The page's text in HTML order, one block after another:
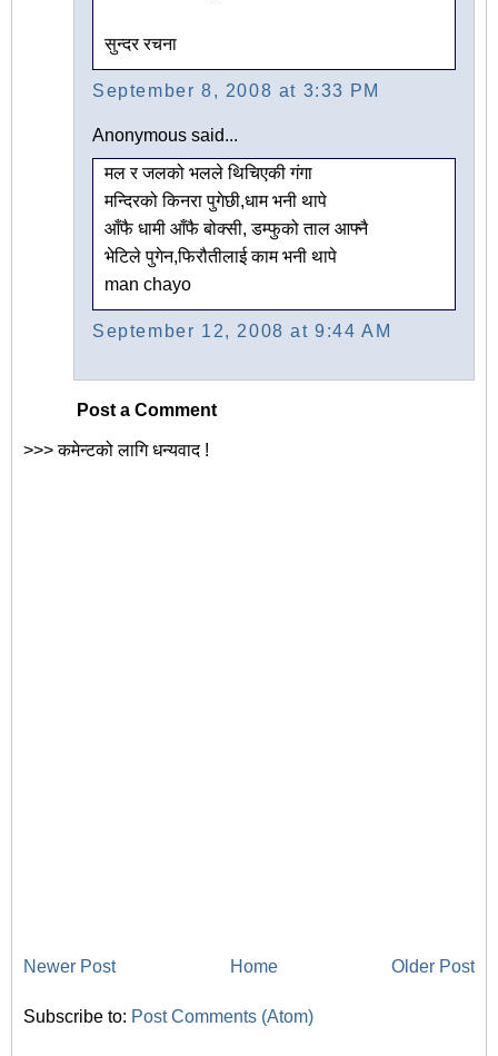
सुन्दर रचना
September 8, 2008 at 3:33 PM
Anonymous said...
मल र जलको भलले थिचिएकी गंगा
मन्दिरको किनरा पुगेछी,धाम भनी थापे
आँफै धामी आँफै बोक्सी, डम्फुको ताल आफ्नै
भेटिले पुगेन,फिरौतीलाई काम भनी थापे
man chayo
September 12, 2008 at 9:44 AM
Post a Comment
>>> कमेन्टको लागि धन्यवाद !
Newer Post Older Post
Home
Subscribe to: Post Comments (Atom)